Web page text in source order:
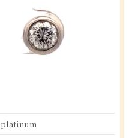
platinum